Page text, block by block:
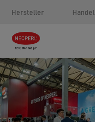
Hersteller Handel